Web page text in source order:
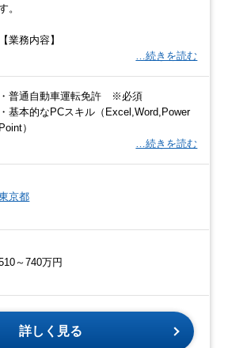
。
【業務内容】
…続きを読む
・普通自動車運転免許 ※必須
・基本的なPCスキル（Excel,Word,Power
Point）
…続きを読む
京都
～740万円
詳しく見る